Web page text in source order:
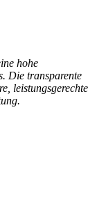
hohe
Die transparente
leistungsgerechte